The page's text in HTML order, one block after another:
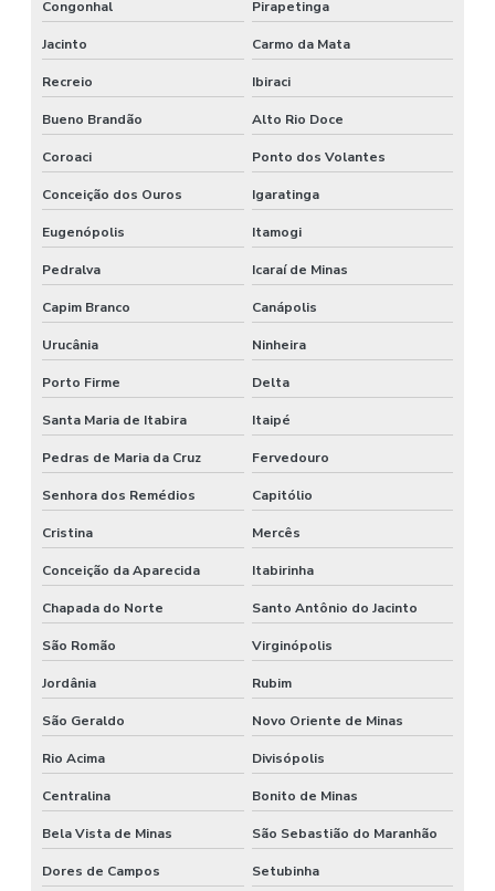
Congonhal Pirapetinga
Jacinto Carmo da Mata
Recreio Ibiraci
Bueno Brandão Alto Rio Doce
Coroaci Ponto dos Volantes
Conceição dos Ouros Igaratinga
Eugenópolis Itamogi
Pedralva Icaraí de Minas
Capim Branco Canápolis
Urucânia Ninheira
Porto Firme Delta
Santa Maria de Itabira Itaipé
Pedras de Maria da Cruz Fervedouro
Senhora dos Remédios Capitólio
Cristina Mercês
Conceição da Aparecida Itabirinha
Chapada do Norte Santo Antônio do Jacinto
São Romão Virginópolis
Jordânia Rubim
São Geraldo Novo Oriente de Minas
Rio Acima Divisópolis
Centralina Bonito de Minas
Bela Vista de Minas São Sebastião do Maranhão
Dores de Campos Setubinha